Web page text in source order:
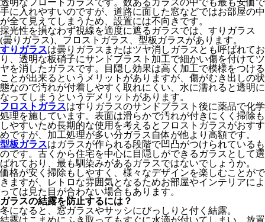
透明なフロートガラスです。数あるガラスの中でも最も安価で
手に入れやすいのですが、道路に面した窓などではお部屋の中
が全て見えてしまうため、設置には不向きです。
採光性を損なわず視線を適度に遮るガラスでは、すりガラス
(曇りガラス)、フロストガラス、型板ガラスがあります。
すりガラスは曇りガラスまたはツヤ消しガラスとも呼ばれてお
り、透明な板硝子にサンドブラスト加工で細かい傷を付けてツ
ヤを消したガラスです。目隠し効果は高く加工で模様をつける
ことが出来るというメリットがありますが、傷がむき出しの状
態なので汚れが付着しやすく取れにくい、水に濡れると透明に
なってしまうというデメリットがあります。
フロストガラスはすりガラスのサンドブラスト後に薬品で化学
処理を施しています。表面は滑らかで汚れが付きにくく掃除も
しやすいため長期的な使用を考えるとフロストガラスがおすす
めですが、加工処理が多い分ガラス自体が他より高額です。
型板ガラスはガラスが作られる段階で凹凸がつけられているも
のです。古くから住宅を中心に目隠しができるガラスとして選
ばれており、最も馴染みがあるガラスではないでしょうか。
価格が安く掃除もしやすく、様々なデザインを楽しむことがで
きますが、レトロな雰囲気となるためお部屋やインテリアによ
っては見た目が合わない場合もあります。
ガラスの結露を防止するには？
冬になると、窓ガラスやサッシにびっしりと付く結露。
結露はこまめにふき取ってもすぐに水滴が付いてしまい、放置